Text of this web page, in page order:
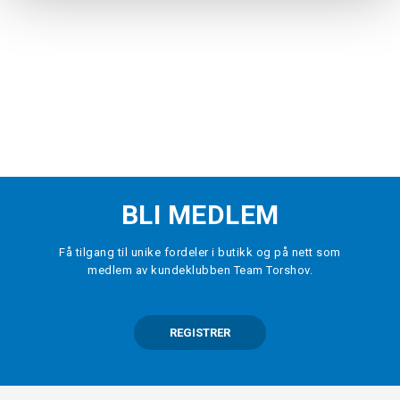
BLI MEDLEM
Få tilgang til unike fordeler i butikk og på nett som
medlem av kundeklubben Team Torshov.
REGISTRER